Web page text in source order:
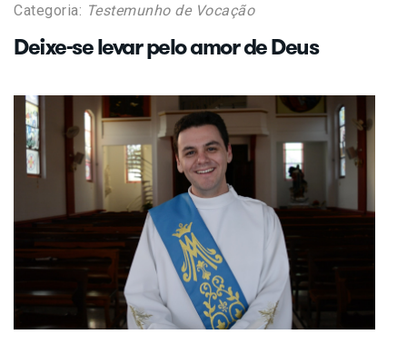
Categoria: Testemunho de Vocação
Deixe-se levar pelo amor de Deus